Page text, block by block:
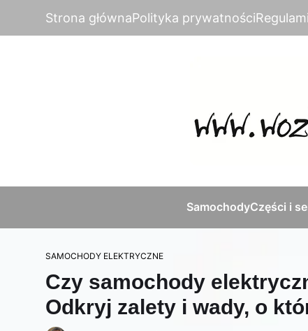
Strona głównaPolityka prywatności
SamochodyCzęści i
SAMOCHODY ELEKTRYCZNE
Czy samochody
Odkryj zalety i wady, o